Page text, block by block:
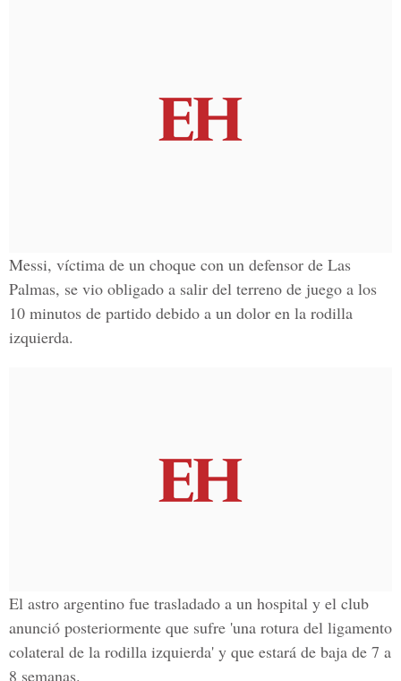
Messi, víctima de un choque con un defensor de Las
Palmas, se vio obligado a salir del terreno de juego a los
10 minutos de partido debido a un dolor en la rodilla
izquierda.
El astro argentino fue trasladado a un hospital y el club
anunció posteriormente que sufre 'una rotura del ligamento
colateral de la rodilla izquierda' y que estará de baja de 7 a
8 semanas.